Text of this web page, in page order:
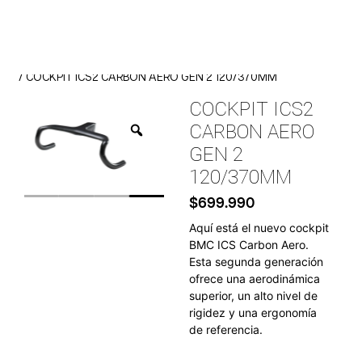
/ COCKPIT ICS2 CARBON AERO GEN 2 120/370MM
COCKPIT ICS2
CARBON AERO
GEN 2
120/370MM
$699.990
Aquí está el nuevo cockpit
BMC ICS Carbon Aero.
Esta segunda generación
ofrece una aerodinámica
superior, un alto nivel de
rigidez y una ergonomía
de referencia.